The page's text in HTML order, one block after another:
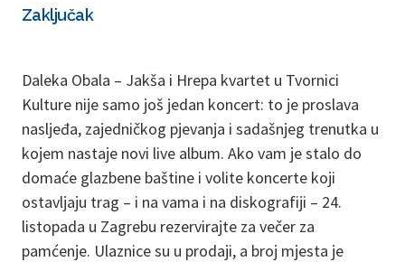
Zaključak
Daleka Obala – Jakša i Hrepa kvartet u Tvornici
Kulture nije samo još jedan koncert: to je proslava
nasljeđa, zajedničkog pjevanja i sadašnjeg trenutka u
kojem nastaje novi live album. Ako vam je stalo do
domaće glazbene baštine i volite koncerte koji
ostavljaju trag – i na vama i na diskografiji – 24.
listopada u Zagrebu rezervirajte za večer za
pamćenje. Ulaznice su u prodaji, a broj mjesta je